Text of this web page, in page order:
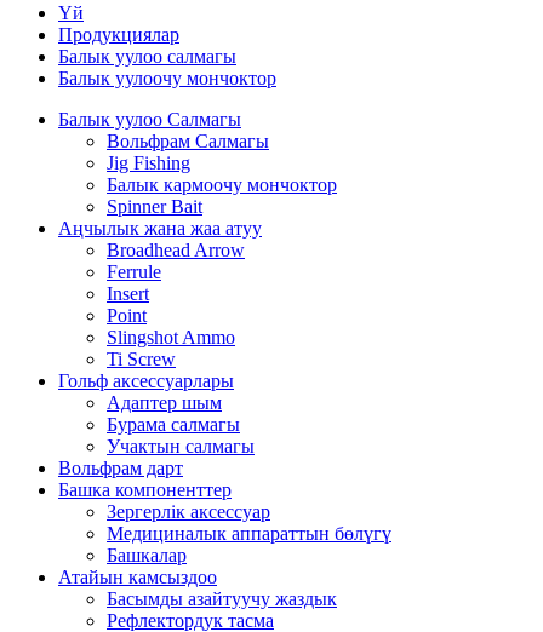
Үй
Продукциялар
Балык уулоо салмагы
Балык уулоочу мончоктор
Балык уулоо Салмагы
Вольфрам Салмагы
Jig Fishing
Балык кармоочу мончоктор
Spinner Bait
Аңчылык жана жаа атуу
Broadhead Arrow
Ferrule
Insert
Point
Slingshot Ammo
Ti Screw
Гольф аксессуарлары
Адаптер шым
Бурама салмагы
Учактын салмагы
Вольфрам дарт
Башка компоненттер
Зергерлік аксессуар
Медициналык аппараттын бөлүгү
Башкалар
Атайын камсыздоо
Басымды азайтуучу жаздык
Рефлектордук тасма